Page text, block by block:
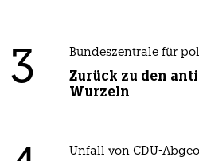
3 Bundeszentrale für
Zurück zu den
Wurzeln
Unfall von CDU-